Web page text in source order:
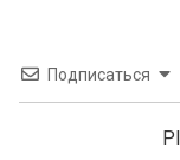
Подписаться